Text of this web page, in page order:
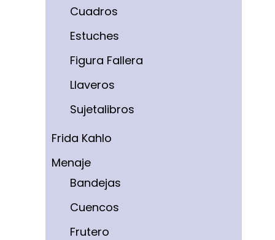
Cuadros
Estuches
Figura Fallera
Llaveros
Sujetalibros
Frida Kahlo
Menaje
Bandejas
Cuencos
Frutero